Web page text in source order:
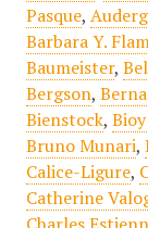
Pasque,
Barbara Y.
Baumeister,
Bergson,
Bienstock,
Bruno Munari,
Calice-Ligure,
Catherine